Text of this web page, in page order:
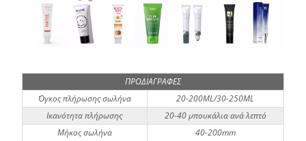
ΠΡΟΔΙΑΓΡΑΦΕΣ
Όγκος πλήρωσης σωλήνα
20-200ML/30-250ML
Ικανότητα πλήρωσης
20-40 μπουκάλια ανά λεπτό
Μήκος σωλήνα
40-200mm